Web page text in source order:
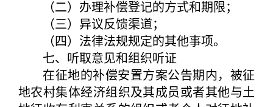
（二）办理补偿登记的方式和期限；
（三）异议反馈渠道；
（四）法律法规规定的其他事项。
七、听取意见和组织听证
在征地的补偿安置方案公告期内，被征
地农村集体经济组织及其成员或者其他与土